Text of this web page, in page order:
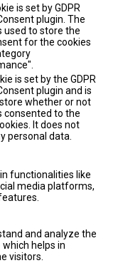
is set by GDPR
plugin. The
used to store the
for the cookies
is set by the GDPR
plugin and is
whether or not
consented to the
It does not
personal data.
functionalities like
media platforms,
and analyze the
helps in
visitors.